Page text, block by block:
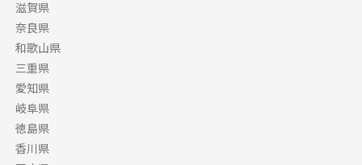
滋賀県
奈良県
和歌山県
三重県
愛知県
岐阜県
徳島県
香川県